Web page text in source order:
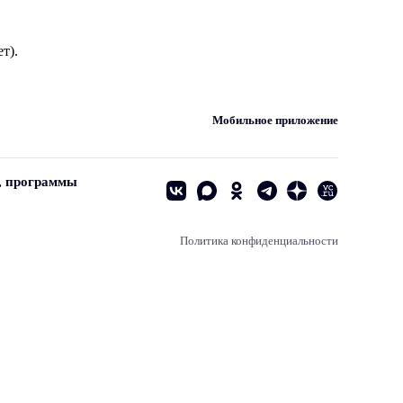
Мобильное приложение
программы
Политика конфиденциальности